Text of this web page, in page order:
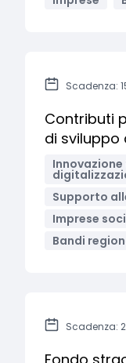
Scadenza:
Contributi
di sviluppo
Supporto
Imprese
Bandi
Scadenza: